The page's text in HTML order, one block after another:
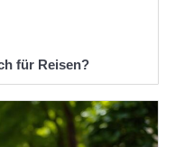
für Reisen?